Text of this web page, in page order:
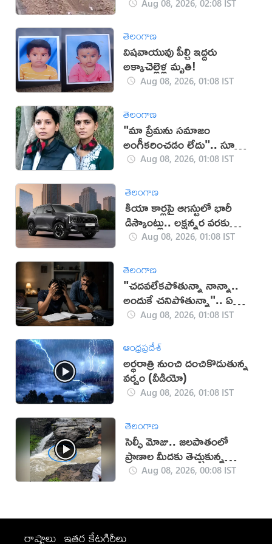
Aug 08, 2026, 02:08 IST
తెలంగాణ
విషవాయువు పీల్చి ఇద్దరు
అక్కాచెల్లెళ్ల మృతి!
Aug 08, 2026, 01:08 IST
తెలంగాణ
"మా ప్రేమను సమాజం
అంగీకరించడం లేదు".. సూసైడ్
చేసుకున్న ఇద్దరు యువతులు
Aug 08, 2026, 01:08 IST
తెలంగాణ
కియా కార్లపై ఆగస్టులో భారీ
డిస్కౌంట్లు.. లక్షన్నర వరకు
ఆఫర్లు!Aug 08, 2026, 01:08 IST
తెలంగాణ
"చదవలేకపోతున్నా నాన్నా..
అందుకే చనిపోతున్నా".. ఏడో
తరగతి బాలుడు సూసైడ్
Aug 08, 2026, 01:08 IST
ఆంధ్రప్రదేశ్
అర్ధరాత్రి నుంచి దంచికొడుతున్న
వర్షం (వీడియో)
Aug 08, 2026, 01:08 IST
తెలంగాణ
సెల్ఫీ మోజు.. జలపాతంలో
ప్రాణాల మీదకు తెచ్చుకున్న
యువకుడు!
Aug 08, 2026, 00:08 IST
రాష్ట్రాలు ఇతర కేటగిరీలు